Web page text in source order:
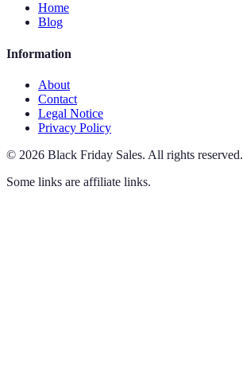
Home
Blog
Information
About
Contact
Legal Notice
Privacy Policy
© 2026 Black Friday Sales. All rights reserved.
Some links are affiliate links.